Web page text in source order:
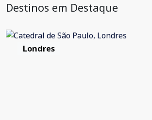
Destinos em Destaque
Londres